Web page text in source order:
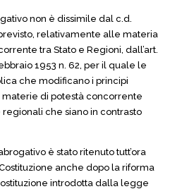
non è dissimile dal c.d.
relativamente alle materia
tra Stato e Regioni, dall’art.
1953 n. 62, per il quale le
che modificano i principi
di potestà concorrente
che siano in contrasto
è stato ritenuto tutt’ora
anche dopo la riforma
introdotta dalla legge